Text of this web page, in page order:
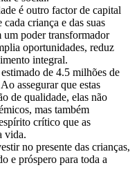
é outro factor de capital
criança e das suas
um poder transformador
oportunidades, reduz
integral.
de 4.5 milhões de
assegurar que estas
de qualidade, elas não
mas também
crítico que as
vida.
no presente das crianças,
e próspero para toda a